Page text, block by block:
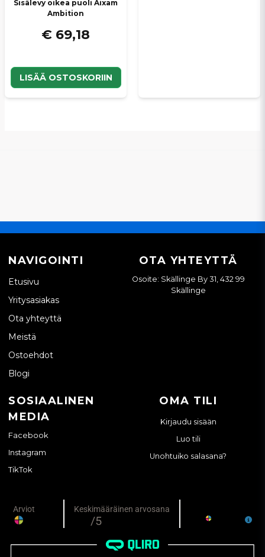
Sisälevy oikea puoli Aixam
Ambition
€ 69,18
LISÄÄ OSTOSKORIIN
NAVIGOINTI
Etusivu
Yritysasiakas
Ota yhteyttä
Meistä
Ostoehdot
Blogi
OTA YHTEYTTÄ
Osoite: Skällinge By 31, 432 99
Skällinge
SOSIAALINEN
MEDIA
Facebook
Instagram
TikTok
OMA TILI
Kirjaudu sisään
Luo tili
Unohtuiko salasana?